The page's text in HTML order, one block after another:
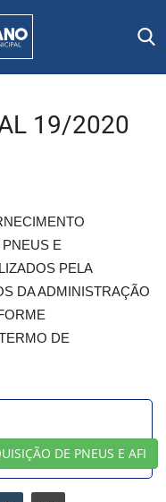
19/2020
E
PELA
DA ADMINISTRAÇÃO
DE
DE PNEUS E AFI